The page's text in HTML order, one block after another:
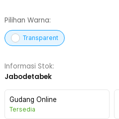
Pilihan Warna:
Transparent
Informasi Stok:
Jabodetabek
Gudang Online
Tersedia